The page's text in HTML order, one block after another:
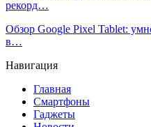
рекорд…
Обзор Google Pixel Tablet:
в…
Навигация
Главная
Смартфоны
Гаджеты